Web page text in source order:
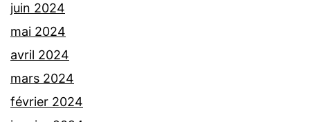
juin 2024
mai 2024
avril 2024
mars 2024
février 2024